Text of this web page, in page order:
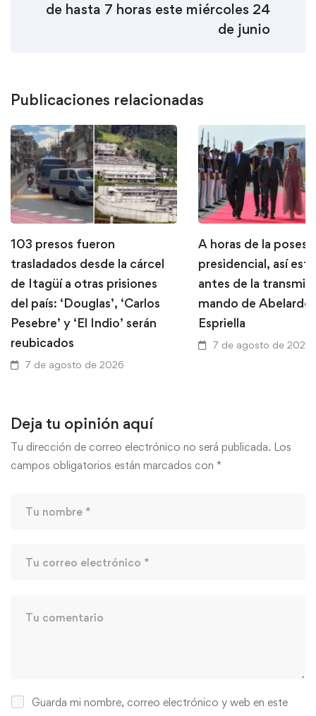
de hasta 7 horas este miércoles 24
de junio
Publicaciones relacionadas
103 presos fueron
trasladados desde la cárcel
de Itagüí a otras prisiones
del país: ‘Douglas’, ‘Carlos
Pesebre’ y ‘El Indio’ serán
reubicados
7 de agosto de 2026
A horas de la
presidencial, así
antes de la
mando de Abelardo
Espriella
7 de agosto de 2026
Deja tu opinión aquí
Tu dirección de correo electrónico no será publicada. Los
campos obligatorios están marcados con *
Guarda mi nombre, correo electrónico y web en este